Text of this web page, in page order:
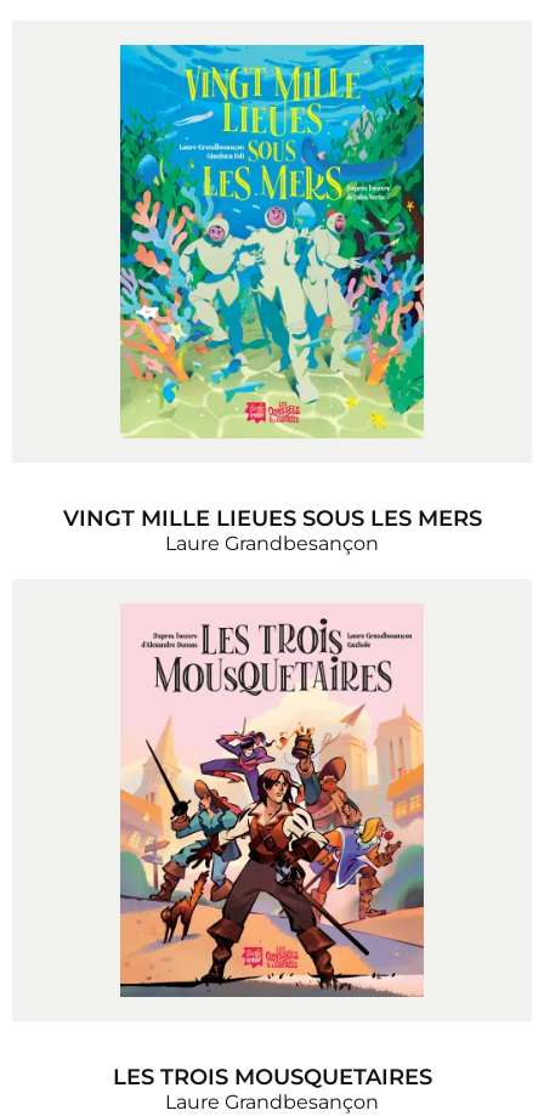
VINGT MILLE LIEUES SOUS LES MERS
Laure Grandbesançon
LES TROIS MOUSQUETAIRES
Laure Grandbesançon